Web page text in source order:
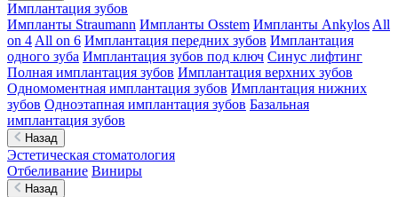
Имплантация зубов
Импланты Straumann Импланты Osstem Импланты Ankylos All
on 4 All on 6 Имплантация передних зубов Имплантация
одного зуба Имплантация зубов под ключ Синус лифтинг
Полная имплантация зубов Имплантация верхних зубов
Одномоментная имплантация зубов Имплантация нижних
зубов Одноэтапная имплантация зубов Базальная
имплантация зубов
Назад
Эстетическая стоматология
Отбеливание Виниры
Назад